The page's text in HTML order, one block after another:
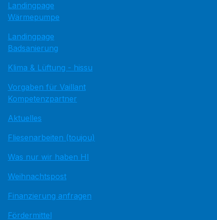
Landingpage
Wärmepumpe
Landingpage
Badsanierung
Klima & Lüftung - hissu
Vorgaben für Vaillant
Kompetenzpartner
Aktuelles
Fliesenarbeiten (toujou)
Was nur wir haben HI
Weihnachtspost
Finanzierung anfragen
Fördermittel